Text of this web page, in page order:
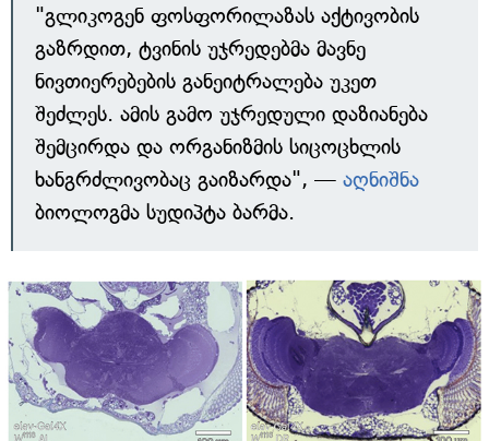
"გლიკოგენ ფოსფორილაზას აქტივობის
გაზრდით, ტვინის უჯრედებმა მავნე
ნივთიერებების განეიტრალება უკეთ
შეძლეს. ამის გამო უჯრედული დაზიანება
შემცირდა და ორგანიზმის სიცოცხლის
ხანგრძლივობაც გაიზარდა", — აღნიშნა
ბიოლოგმა სუდიპტა ბარმა.